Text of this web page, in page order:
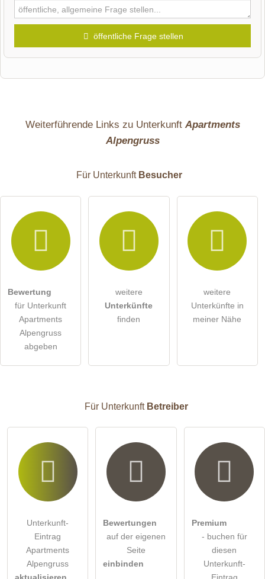
öffentliche Frage stellen
Die Datenschutzerklärunghabe ich zur Kenntnis genommen.
öffentliche Frage stellen
Unterkunft-Eintrag zu stellen.
Weiterführende Links zu Unterkunft Apartments
Alpengruss
Für Unterkunft Besucher
Bewertung
für Unterkunft
Apartments
Alpengruss
abgeben
weitere
Unterkünfte
finden
weitere
Unterkünfte in
meiner Nähe
Für Unterkunft Betreiber
Unterkunft-
Eintrag
Apartments
Alpengruss
Bewertungen
auf der eigenen
Seite
einbinden
Premium
- buchen für
diesen
Unterkunft-